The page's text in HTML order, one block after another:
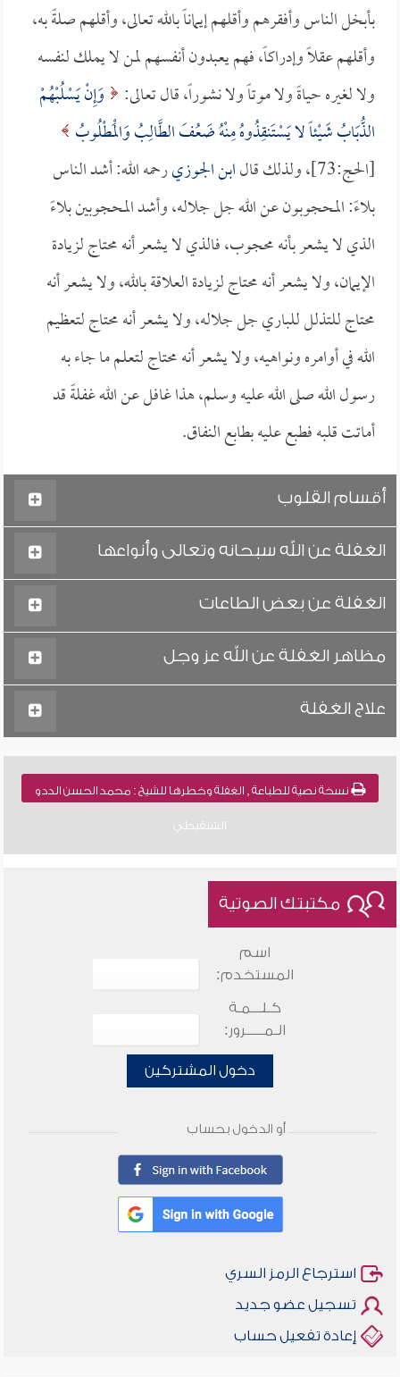
بأبخل الناس وأفقرهم وأقلهم إيماناً بالله تعالى، وأقلهم صلةً به،
وأقلهم عقلاً وإدراكاً، فهم يعبدون أنفسهم لمن لا يملك لنفسه
ولا لغيره حياةً ولا موتاً ولا نشوراً، قال تعالى:
وَإِنْ يَسْلُبْهُمْ
الذُّبَابُ شَيْئاً لا يَسْتَنقِذُوهُ مِنْهُ ضَعُفَ الطَّالِبُ وَالْمَطْلُوبُ
[الحج:73]، ولذلك قال
ابن الجوزيرحمه الله: أشد الناس
بلاءً: المحجوبون عن الله جل جلاله، وأشد المحجوبين بلاءً
الذي لا يشعر بأنه محجوب، فالذي لا يشعر أنه محتاج لزيادة
الإيمان، ولا يشعر أنه محتاج لزيادة العلاقة بالله، ولا يشعر أنه
محتاج للتذلل للباري جل جلاله، ولا يشعر أنه محتاج لتعظيم
الله في أوامره ونواهيه، ولا يشعر أنه محتاج لتعلم ما جاء به
رسول الله صلى الله عليه وسلم، هذا غافل عن الله غفلةً قد
أماتت قلبه فطبع عليه بطابع النفاق.
أقسام القلوب
الغفلة عن الله سبحانه وتعالى وأنواعها
الغفلة عن بعض الطاعات
مظاهر الغفلة عن الله عز وجل
علاج الغفلة
نسخة نصية للطباعة , الغفلة وخطرها للشيخ : محمد الحسن الددو
الشنقيطي
مكتبتك الصوتية
اسم
المستخدم:
كـلـــمـة
الـمـــــرور:
دخول المشتركين
أو الدخول بحساب
استرجاع الرمز السري
تسجيل عضو جديد
إعادة تفعيل حساب